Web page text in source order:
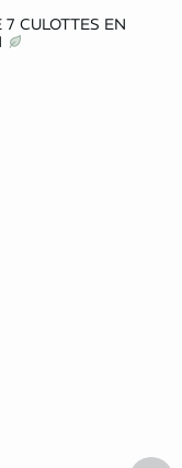
7 CULOTTES EN